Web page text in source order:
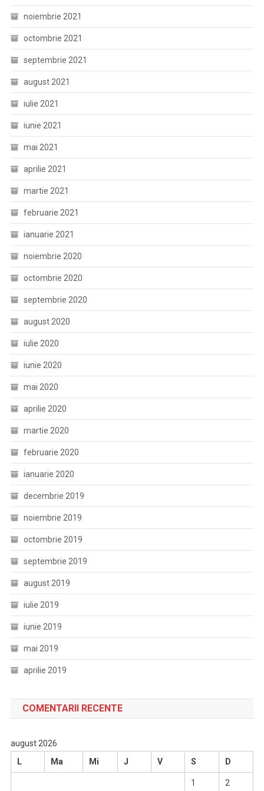
noiembrie 2021
octombrie 2021
septembrie 2021
august 2021
iulie 2021
iunie 2021
mai 2021
aprilie 2021
martie 2021
februarie 2021
ianuarie 2021
noiembrie 2020
octombrie 2020
septembrie 2020
august 2020
iulie 2020
iunie 2020
mai 2020
aprilie 2020
martie 2020
februarie 2020
ianuarie 2020
decembrie 2019
noiembrie 2019
octombrie 2019
septembrie 2019
august 2019
iulie 2019
iunie 2019
mai 2019
aprilie 2019
COMENTARII RECENTE
august 2026
L
Ma Mi J V S D
1 2